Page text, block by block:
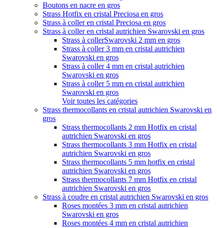
Boutons en nacre en gros
Strass Hotfix en cristal Preciosa en gros
Strass à coller en cristal Preciosa en gros
Strass à coller en cristal autrichien Swarovski en gros
Strass à collerSwarovski 2 mm en gros
Strass à coller 3 mm en cristal autrichien
Swarovski en gros
Strass à coller 4 mm en cristal autrichien
Swarovski en gros
Strass à coller 5 mm en cristal autrichien
Swarovski en gros
Voir toutes les catégories
Strass thermocollants en cristal autrichien Swarovski en
gros
Strass thermocollants 2 mm Hotfix en cristal
autrichien Swarovski en gros
Strass thermocollants 3 mm Hotfix en cristal
autrichien Swarovski en gros
Strass thermocollants 5 mm hotfix en cristal
autrichien Swarovski en gros
Strass thermocollants 7 mm Hotfix en cristal
autrichien Swarovski en gros
Strass à coudre en cristal autrichien Swarovski en gros
Roses montées 3 mm en cristal autrichien
Swarovski en gros
Roses montées 4 mm en cristal autrichien